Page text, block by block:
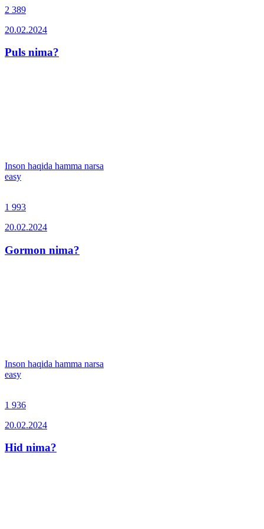
2 389
20.02.2024
Puls nima?
Inson haqida hamma narsa
easy
1 993
20.02.2024
Gormon nima?
Inson haqida hamma narsa
easy
1 936
20.02.2024
Hid nima?